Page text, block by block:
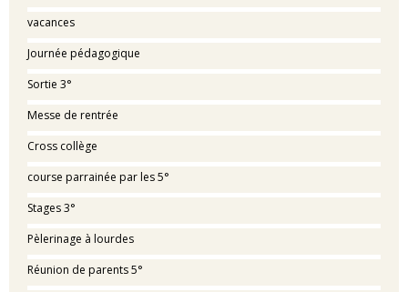
vacances
Journée pédagogique
Sortie 3°
Messe de rentrée
Cross collège
course parrainée par les 5°
Stages 3°
Pèlerinage à lourdes
Réunion de parents 5°